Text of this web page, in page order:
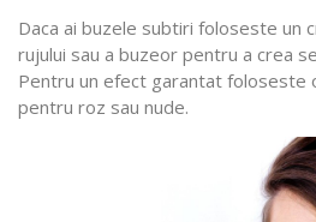
Daca ai buzele subtiri foloseste un
rujului sau a buzeor pentru a crea
Pentru un efect garantat foloseste
pentru roz sau nude.